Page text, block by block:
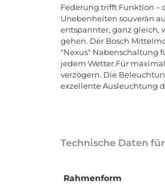
Federung trifft Funktion –
Unebenheiten souverän
entspannter, ganz gleich,
gehen. Der Bosch
"Nexus" Nabenschaltung
jedem Wetter.Für
verzögern. Die
exzellente Ausleuchtung
Technische Daten für
Rahmenform